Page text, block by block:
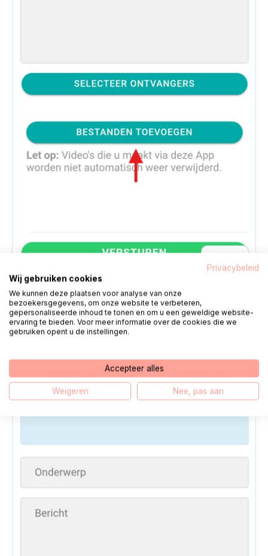
4. حدد المستلمين
"تحديد المستلمين" يدفع.
Privacybeleid
Wij gebruiken cookies
We kunnen deze plaatsen voor analyse van onze
bezoekersgegevens, om onze website te verbeteren,
gepersonaliseerde inhoud te tonen en om u een geweldige website-
ervaring te bieden. Voor meer informatie over de cookies die we
gebruiken opent u de instellingen.
Accepteer alles
Weigeren Nee, pas aan